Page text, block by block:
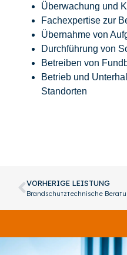
Überwachung und
Fachexpertise zur
Übernahme von
Durchführung von
Betreiben von
Betrieb und
Standorten
VORHERIGE LEISTUNG
Brandschutztechnische